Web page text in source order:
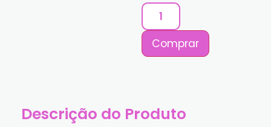
Comprar
Descrição do Produto